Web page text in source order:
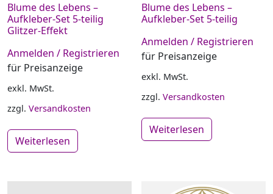
Blume des Lebens –
Aufkleber-Set 5-teilig
Glitzer-Effekt
Anmelden / Registrieren
für Preisanzeige
exkl. MwSt.
zzgl. Versandkosten
Weiterlesen
Blume des Lebens –
Aufkleber-Set 5-teilig
Anmelden / Registrieren
für Preisanzeige
exkl. MwSt.
zzgl.Versandkosten
Weiterlesen